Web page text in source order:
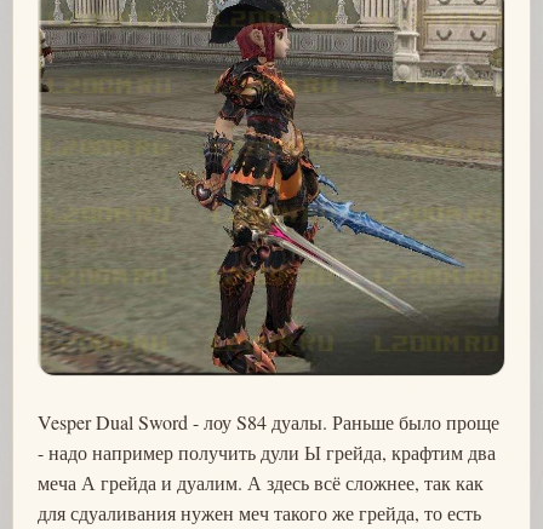
Vesper Dual Sword - лоу S84 дуалы. Раньше было проще
- надо например получить дули Ы грейда, крафтим два
меча А грейда и дуалим. А здесь всё сложнее, так как
для сдуаливания нужен меч такого же грейда, то есть